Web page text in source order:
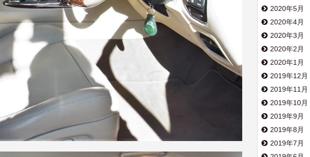
2020年5月
2020年4月
2020年3月
2020年2月
2020年1月
2019年12月
2019年11月
2019年10月
2019年9月
2019年8月
2019年7月